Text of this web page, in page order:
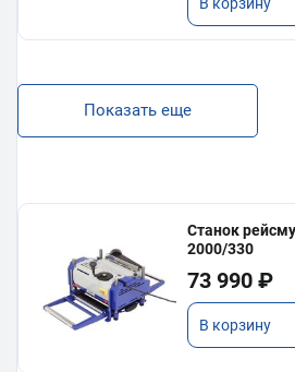
Показать еще
Станок
2000/330
73 990 ₽
В корзину